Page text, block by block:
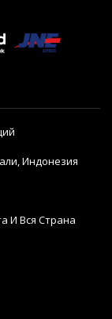
Индонезия
И Вся Страна